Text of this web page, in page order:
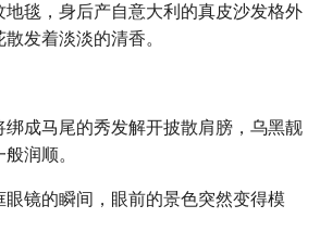
地毯，身后产自意大利的真皮沙发格外
发着淡淡的清香。
成马尾的秀发解开披散肩膀，乌黑靓
润顺。
镜的瞬间，眼前的景色突然变得模